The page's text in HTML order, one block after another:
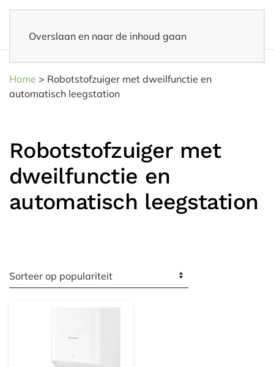
Overslaan en naar de inhoud gaan
Home > Robotstofzuiger met dweilfunctie en
automatisch leegstation
Robotstofzuiger met
dweilfunctie en
automatisch leegstation